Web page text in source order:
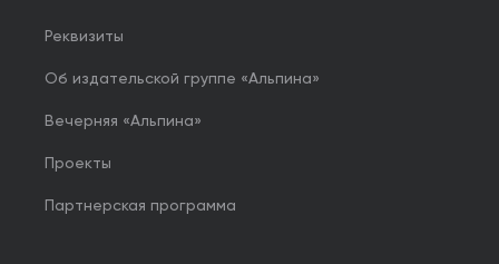
Реквизиты
Об издательской группе «Альпина»
Вечерняя «Альпина»
Проекты
Партнерская программа